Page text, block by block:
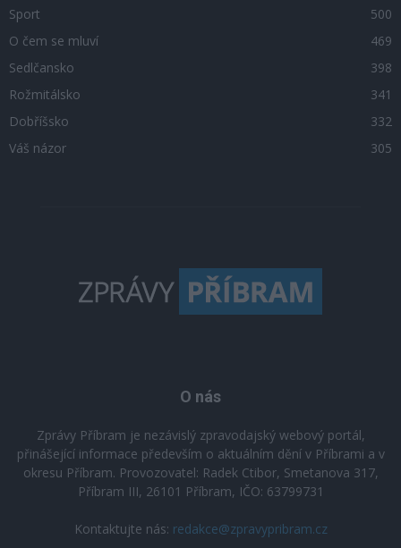
Sport
500
O čem se mluví
469
Sedlčansko
398
Rožmitálsko
341
Dobříšsko
332
Váš názor
305
O nás
Zprávy Příbram je nezávislý zpravodajský webový portál,
přinášející informace především o aktuálním dění v Příbrami a v
okresu Příbram. Provozovatel: Radek Ctibor, Smetanova 317,
Příbram III, 26101 Příbram, IČO: 63799731
Kontaktujte nás: redakce@zpravypribram.cz